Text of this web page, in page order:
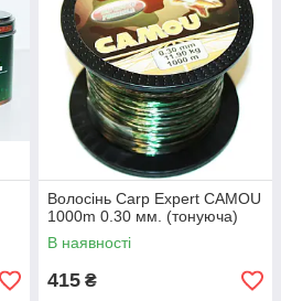
Волосінь Carp Expert CAMOU
1000m 0.30 мм. (тонуюча)
В наявності
415 ₴